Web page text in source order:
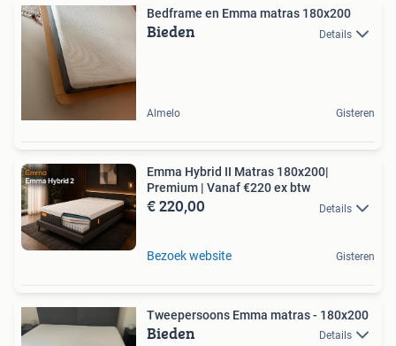
Bedframe en Emma matras 180x200
Bieden Details
Almelo Gisteren
Emma Hybrid II Matras 180x200|
Premium | Vanaf €220 ex btw
€ 220,00 Details
Bezoek website Gisteren
Tweepersoons Emma matras - 180x200
Bieden Details